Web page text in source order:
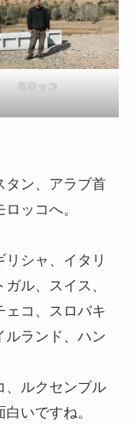
モロッコ
タン、アラブ首
ッコへ。
シャ、イタリ
ル、スイス、
ェコ、スロバキ
ルランド、ハン
、ルクセンブル
いですね。